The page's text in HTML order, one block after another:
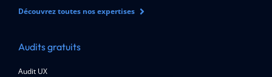
Découvrez toutes nos expertises
Audits gratuits
Audit UX